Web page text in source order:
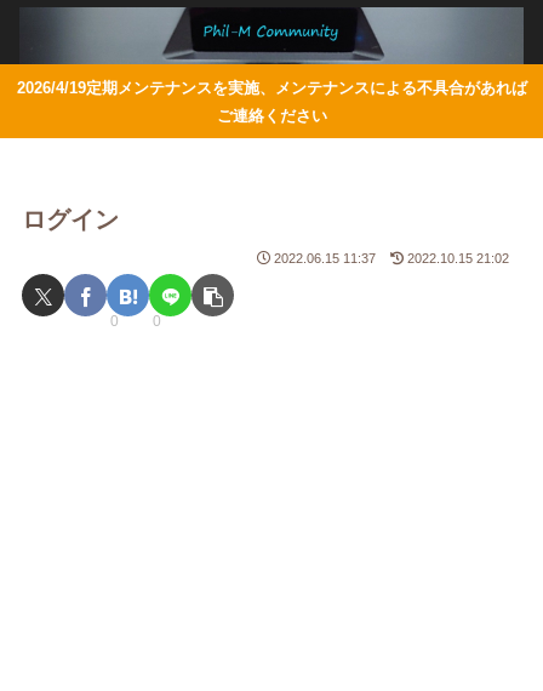
2026/4/19定期メンテナンスを実施、メンテナンスによる不具合があれば
ご連絡ください
ログイン
2022.06.15 11:37 2022.10.15 21:02
0 0